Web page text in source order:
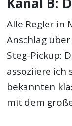
Alle Regler in
Anschlag
Steg-Pickup:
assoziiere
bekannten
mit dem